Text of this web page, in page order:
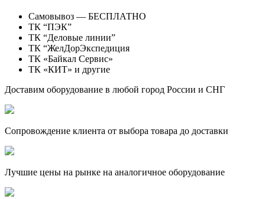
Самовывоз — БЕСПЛАТНО
ТК “ПЭК”
ТК “Деловые линии”
ТК “ЖелДорЭкспедиция
ТК «Байкал Сервис»
ТК «КИТ» и другие
Доставим оборудование в любой город России и СНГ
Сопровождение клиента от выбора товара до доставки
Лучшие цены на рынке на аналогичное оборудование